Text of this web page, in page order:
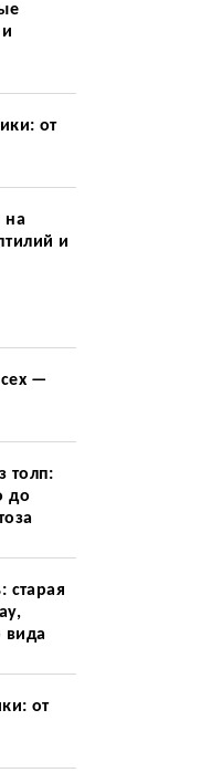
от
на
и
—
толп:
до
старая
вида
от